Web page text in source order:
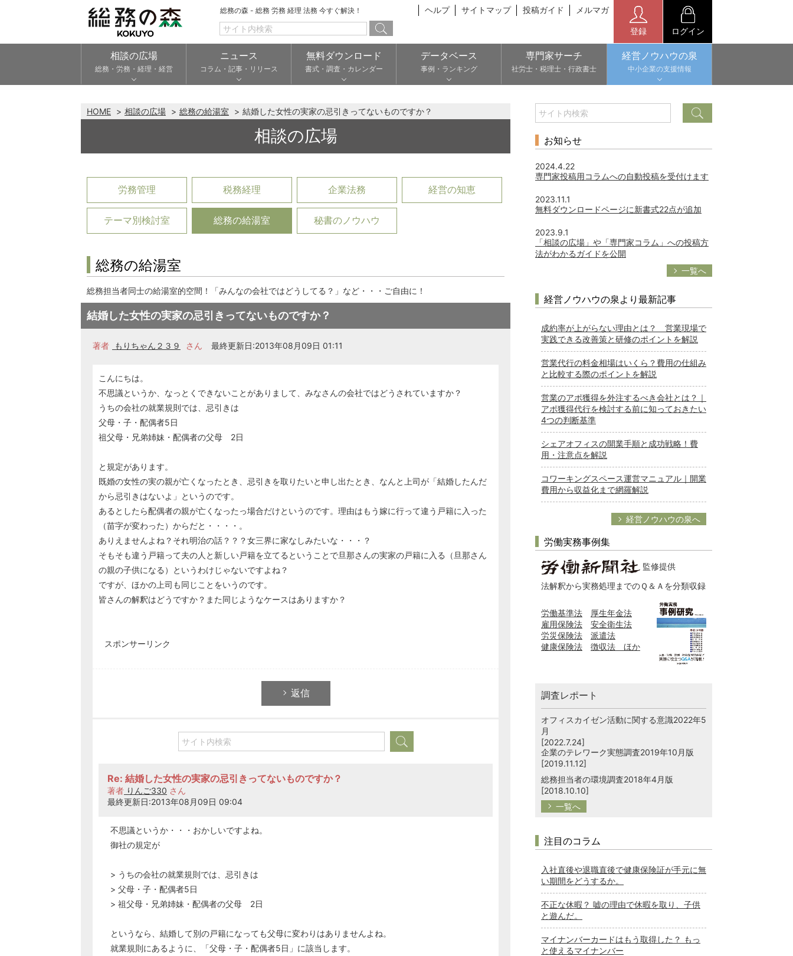
総務の森 - 総務 労務 経理 法務 今すぐ解決！ ヘルプ サイトマップ 投稿ガイド メルマガ
登録 ログイン
相談の広場
総務・労務・経理・経営
ニュース
コラム・記事・リリース
無料ダウンロード
書式・調査・カレンダー
データベース
事例・ランキング
専門家サーチ
社労士・税理士・行政書士
経営ノウハウの泉
中小企業の支援情報
HOME 相談の広場 総務の給湯室 結婚した女性の実家の忌引きってないものですか？
相談の広場
労務管理 税務経理 企業法務 経営の知恵
テーマ別検討室 総務の給湯室 秘書のノウハウ
総務の給湯室
総務担当者同士の給湯室的空間！「みんなの会社ではどうしてる？」など・・・ご自由に！
結婚した女性の実家の忌引きってないものですか？
著者 もりちゃん２３９ さん 最終更新日:2013年08月09日 01:11
こんにちは。
不思議というか、なっとくできないことがありまして、みなさんの会社ではどうされていますか？
うちの会社の就業規則では、忌引きは
父母・子・配偶者5日
祖父母・兄弟姉妹・配偶者の父母 2日
と規定があります。
既婚の女性の実の親が亡くなったとき、忌引きを取りたいと申し出たとき、なんと上司が「結婚したんだ
から忌引きはないよ」というのです。
あるとしたら配偶者の親が亡くなったっ場合だけというのです。理由はもう嫁に行って違う戸籍に入った
（苗字が変わった）からだと・・・・。
ありえませんよね？それ明治の話？？？女三界に家なしみたいな・・・？
そもそも違う戸籍って夫の人と新しい戸籍を立てるということで旦那さんの実家の戸籍に入る（旦那さん
の親の子供になる）というわけじゃないですよね？
ですが、ほかの上司も同じことをいうのです。
皆さんの解釈はどうですか？また同じようなケースはありますか？
スポンサーリンク
返信
Re: 結婚した女性の実家の忌引きってないものですか？
著者 りんご330 さん
最終更新日:2013年08月09日 09:04
不思議というか・・・おかしいですよね。
御社の規定が
> うちの会社の就業規則では、忌引きは
> 父母・子・配偶者5日
> 祖父母・兄弟姉妹・配偶者の父母 2日
というなら、結婚して別の戸籍になっても父母に変わりはありませんよね。
就業規則にあるように、「父母・子・配偶者5日」に該当します。
お知らせ
2024.4.22
専門家投稿用コラムへの自動投稿を受付けます
2023.11.1
無料ダウンロードページに新書式22点が追加
2023.9.1
「相談の広場」や「専門家コラム」への投稿方
法がわかるガイドを公開
一覧へ
経営ノウハウの泉より最新記事
成約率が上がらない理由とは？ 営業現場で
実践できる改善策と研修のポイントを解説
営業代行の料金相場はいくら？費用の仕組み
と比較する際のポイントを解説
営業のアポ獲得を外注するべき会社とは？｜
アポ獲得代行を検討する前に知っておきたい
4つの判断基準
シェアオフィスの開業手順と成功戦略！費
用・注意点を解説
コワーキングスペース運営マニュアル｜開業
費用から収益化まで網羅解説
経営ノウハウの泉へ
労働実務事例集
監修提供
法解釈から実務処理までのＱ＆Ａを分類収録
労働基準法
厚生年金法
雇用保険法
安全衛生法
労災保険法
派遣法
健康保険法
徴収法 ほか
調査レポート
オフィスカイゼン活動に関する意識2022年5
月
[2022.7.24]
企業のテレワーク実態調査2019年10月版
[2019.11.12]
総務担当者の環境調査2018年4月版
[2018.10.10]
一覧へ
注目のコラム
入社直後や退職直後で健康保険証が手元に無
い期間をどうするか。
不正な休暇？ 嘘の理由で休暇を取り、子供
と遊んだ。
マイナンバーカードはもう取得した？ もっ
と使えるマイナンバー